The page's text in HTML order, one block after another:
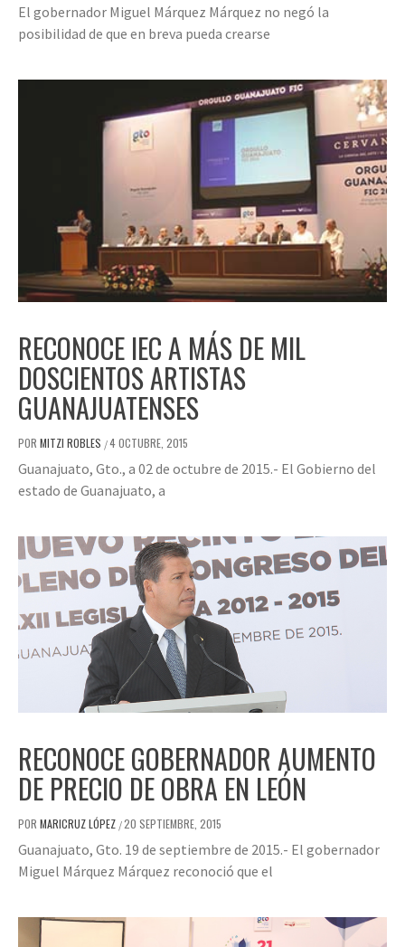
El gobernador Miguel Márquez Márquez no negó la
posibilidad de que en breva pueda crearse
RECONOCE IEC A MÁS DE MIL
DOSCIENTOS ARTISTAS
GUANAJUATENSES
POR MITZI ROBLES /4 OCTUBRE, 2015
Guanajuato, Gto., a 02 de octubre de 2015.- El Gobierno del
estado de Guanajuato, a
RECONOCE GOBERNADOR AUMENTO
DE PRECIO DE OBRA EN LEÓN
POR MARICRUZ LÓPEZ /20 SEPTIEMBRE, 2015
Guanajuato, Gto. 19 de septiembre de 2015.- El gobernador
Miguel Márquez Márquez reconoció que el